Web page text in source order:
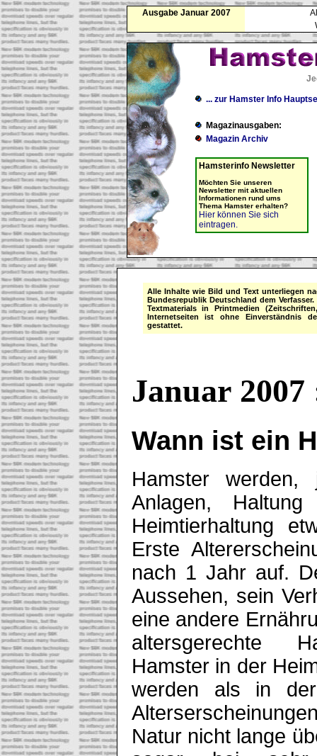
Ausgabe Januar 2007
... zur Hamster Info
Magazinausgaben:
Magazin Archiv
Hamsterinfo Newsletter
Möchten Sie unseren
Newsletter mit aktuellen
Informationen rund ums
Thema Hamster erhalten?
Hier können Sie sich
eintragen.
Alle Inhalte wie Bild und Text unterliegen
Bundesrepublik Deutschland dem
Textmaterials in Printmedien
Internetseiten ist ohne Einverständnis
gestattet.
Januar
Wann ist ein
Hamster
Anlagen,
Heimtierhaltung
Erste
nach 1 Jahr auf.
Aussehen, sein
eine andere
altersgerechte
Hamster in der
werden als in
Natur nicht lange